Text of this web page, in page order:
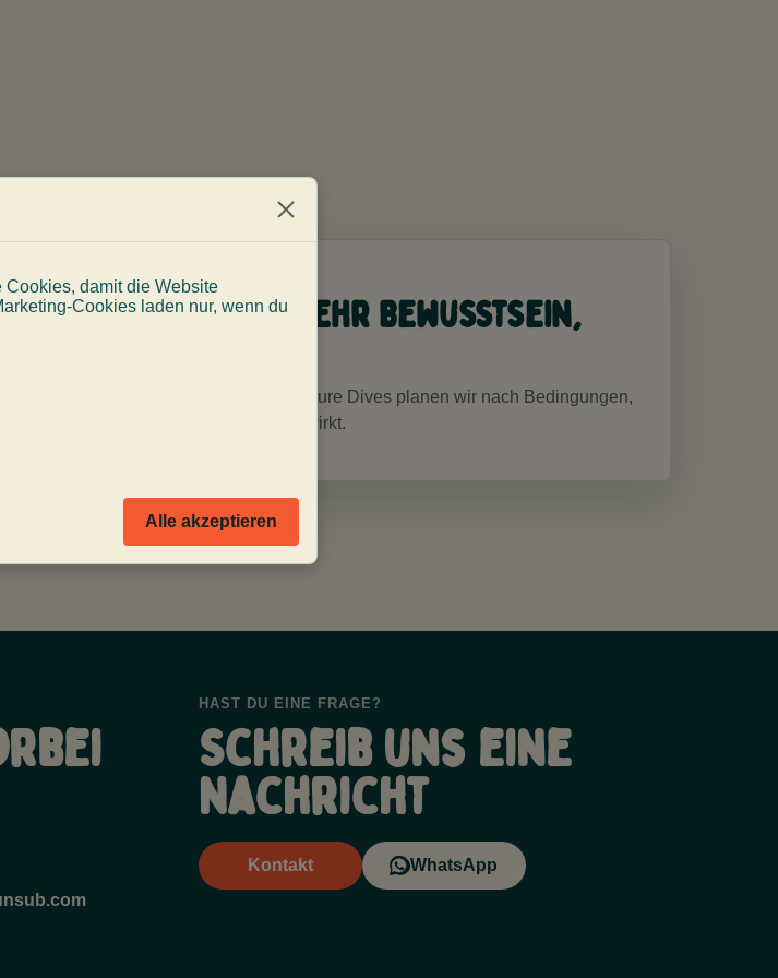
TIEFER, GANZ RUHIG
Mehr Reichweite, mehr Bewusstsein,
Navigation, Tiefe, Tarierung und Adventure Dives planen wir nach Bedingungen,
damit Training weiterhin wie Tauchen wirkt.
HAST DU EINE FRAGE?
Schreib uns eine
Nachricht
Kontakt WhatsApp
damit die Website
Cookies laden nur, wenn du
Alle akzeptieren